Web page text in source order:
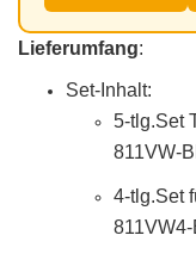
Lieferumfang:
Set-Inhalt:
5-tlg.Set
811VW-
4-tlg.Set
811VW4-